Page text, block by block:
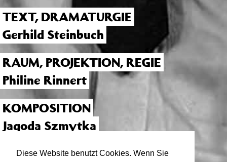
Diese Website benutzt Cookies. Wenn Sie
TEXT, DRAMATURGIE
Gerhild Steinbuch
RAUM, PROJEKTION, REGIE
Philine Rinnert
KOMPOSITION
Jagoda Szmytka
MUSIKALISCHE LEITUNG